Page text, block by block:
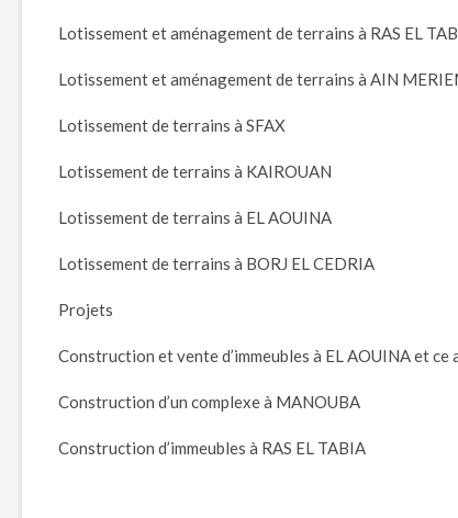
Lotissement et aménagement de terrains à RAS EL
Lotissement et aménagement de terrains à AIN
Lotissement de terrains à SFAX
Lotissement de terrains à KAIROUAN
Lotissement de terrains à EL AOUINA
Lotissement de terrains à BORJ EL CEDRIA
Projets
Construction et vente d’immeubles à EL AOUINA et
Construction d’un complexe à MANOUBA
Construction d’immeubles à RAS EL TABIA